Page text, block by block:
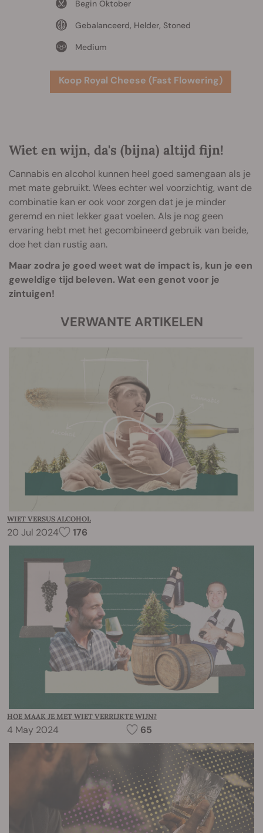
Begin Oktober
Gebalanceerd, Helder, Stoned
Medium
Koop Royal Cheese (Fast Flowering)
Wiet en wijn, da's (bijna) altijd fijn!
Cannabis en alcohol kunnen heel goed samengaan als je
met mate gebruikt. Wees echter wel voorzichtig, want de
combinatie kan er ook voor zorgen dat je je minder
geremd en niet lekker gaat voelen. Als je nog geen
ervaring hebt met het gecombineerd gebruik van beide,
doe het dan rustig aan.
Maar zodra je goed weet wat de impact is, kun je een
geweldige tijd beleven. Wat een genot voor je
zintuigen!
VERWANTE ARTIKELEN
WIET VERSUS ALCOHOL
20 Jul 2024 176
HOE MAAK JE MET WIET VERRIJKTE WIJN?
4 May 2024 65